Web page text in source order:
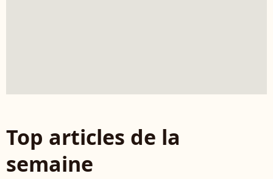
Top articles de la
semaine